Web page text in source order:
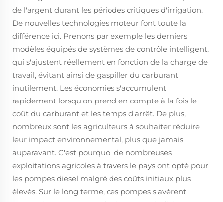
de l'argent durant les périodes critiques d'irrigation.
De nouvelles technologies moteur font toute la
différence ici. Prenons par exemple les derniers
modèles équipés de systèmes de contrôle intelligent,
qui s'ajustent réellement en fonction de la charge de
travail, évitant ainsi de gaspiller du carburant
inutilement. Les économies s'accumulent
rapidement lorsqu'on prend en compte à la fois le
coût du carburant et les temps d'arrêt. De plus,
nombreux sont les agriculteurs à souhaiter réduire
leur impact environnemental, plus que jamais
auparavant. C'est pourquoi de nombreuses
exploitations agricoles à travers le pays ont opté pour
les pompes diesel malgré des coûts initiaux plus
élevés. Sur le long terme, ces pompes s'avèrent